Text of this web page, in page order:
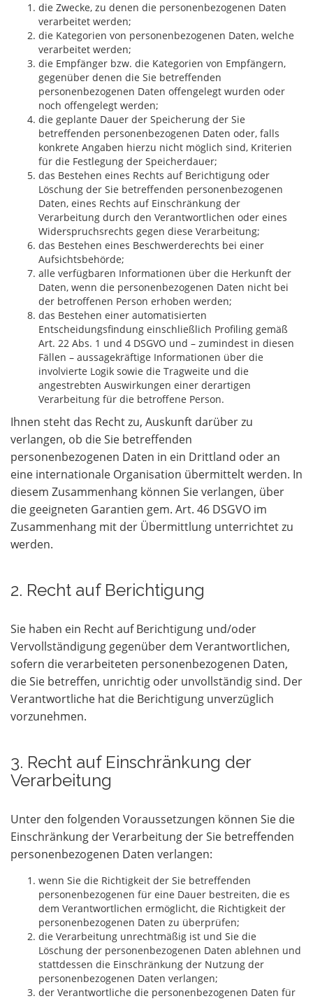
die Zwecke, zu denen die personenbezogenen Daten
verarbeitet werden;
die Kategorien von personenbezogenen Daten, welche
verarbeitet werden;
die Empfänger bzw. die Kategorien von Empfängern,
gegenüber denen die Sie betreffenden
personenbezogenen Daten offengelegt wurden oder
noch offengelegt werden;
die geplante Dauer der Speicherung der Sie
betreffenden personenbezogenen Daten oder, falls
konkrete Angaben hierzu nicht möglich sind, Kriterien
für die Festlegung der Speicherdauer;
das Bestehen eines Rechts auf Berichtigung oder
Löschung der Sie betreffenden personenbezogenen
Daten, eines Rechts auf Einschränkung der
Verarbeitung durch den Verantwortlichen oder eines
Widerspruchsrechts gegen diese Verarbeitung;
das Bestehen eines Beschwerderechts bei einer
Aufsichtsbehörde;
alle verfügbaren Informationen über die Herkunft der
Daten, wenn die personenbezogenen Daten nicht bei
der betroffenen Person erhoben werden;
das Bestehen einer automatisierten
Entscheidungsfindung einschließlich Profiling gemäß
Art. 22 Abs. 1 und 4 DSGVO und – zumindest in diesen
Fällen – aussagekräftige Informationen über die
involvierte Logik sowie die Tragweite und die
angestrebten Auswirkungen einer derartigen
Verarbeitung für die betroffene Person.
Ihnen steht das Recht zu, Auskunft darüber zu
verlangen, ob die Sie betreffenden
personenbezogenen Daten in ein Drittland oder an
eine internationale Organisation übermittelt werden. In
diesem Zusammenhang können Sie verlangen, über
die geeigneten Garantien gem. Art. 46 DSGVO im
Zusammenhang mit der Übermittlung unterrichtet zu
werden.
2. Recht auf Berichtigung
Sie haben ein Recht auf Berichtigung und/oder
Vervollständigung gegenüber dem Verantwortlichen,
sofern die verarbeiteten personenbezogenen Daten,
die Sie betreffen, unrichtig oder unvollständig sind. Der
Verantwortliche hat die Berichtigung unverzüglich
vorzunehmen.
3. Recht auf Einschränkung der
Verarbeitung
Unter den folgenden Voraussetzungen können Sie die
Einschränkung der Verarbeitung der Sie betreffenden
personenbezogenen Daten verlangen:
wenn Sie die Richtigkeit der Sie betreffenden
personenbezogenen für eine Dauer bestreiten, die es
dem Verantwortlichen ermöglicht, die Richtigkeit der
personenbezogenen Daten zu überprüfen;
die Verarbeitung unrechtmäßig ist und Sie die
Löschung der personenbezogenen Daten ablehnen und
stattdessen die Einschränkung der Nutzung der
personenbezogenen Daten verlangen;
der Verantwortliche die personenbezogenen Daten für